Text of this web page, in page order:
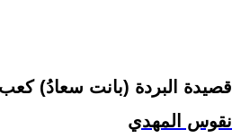
قصيدة البردة (بانت سعادُ)
نقوس المهدي